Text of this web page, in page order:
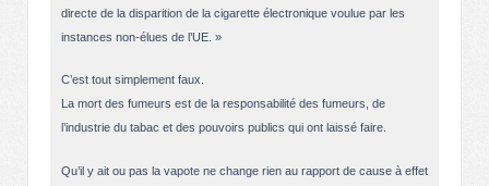
directe de la disparition de la cigarette électronique voulue par les
instances non-élues de l’UE. »
C’est tout simplement faux.
La mort des fumeurs est de la responsabilité des fumeurs, de
l’industrie du tabac et des pouvoirs publics qui ont laissé faire.
Qu’il y ait ou pas la vapote ne change rien au rapport de cause à effet